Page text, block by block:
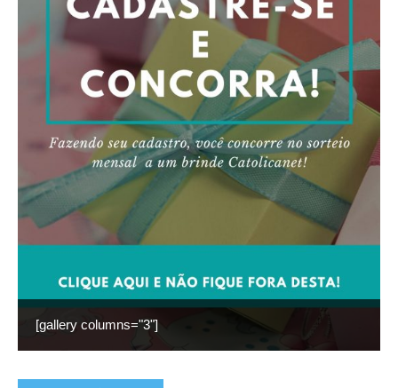
[gallery columns="3"]